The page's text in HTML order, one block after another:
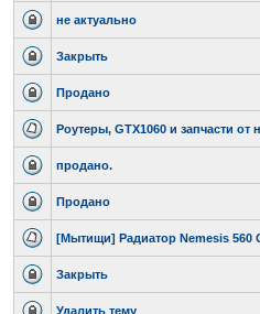
не актуально
Закрыть
Продано
Роутеры, GTX1060 и запчасти от
продано.
Продано
[Мытищи] Радиатор Nemesis 560
Закрыть
Удалить тему